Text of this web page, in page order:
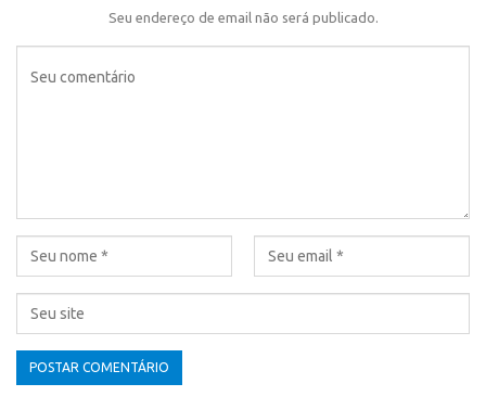
Seu endereço de email não será publicado.